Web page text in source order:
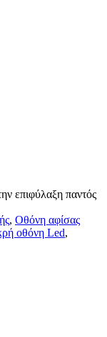
επιφύλαξη παντός
, Οθόνη αφίσας
οθόνη Led,